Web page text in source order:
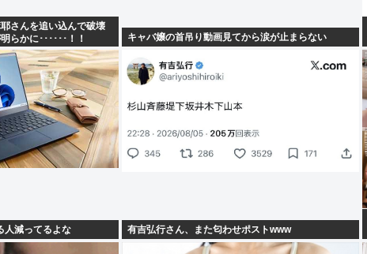
さんを追い込んで破壊
らかに･･････！！
キャバ嬢の首吊り動画見てから涙が止まらない
人減ってるよな 有吉弘行さん、また匂わせポストwww